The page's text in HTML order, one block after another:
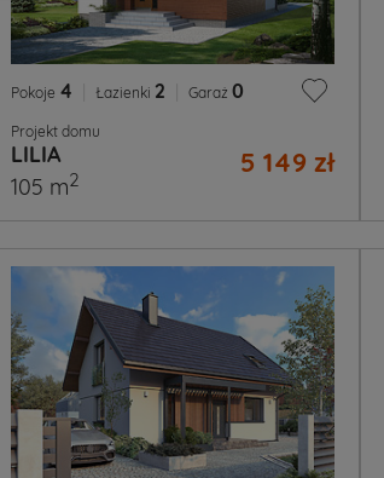
Pokoje 4 Łazienki 2 Garaż 0
Projekt domu
LILIA 5 149 zł
105 m2